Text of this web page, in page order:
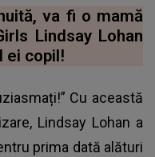
va fi o mamă
Lindsay Lohan
ei copil!
Cu această
Lindsay Lohan a
prima dată alături